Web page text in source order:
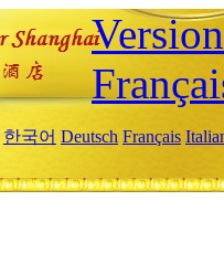
한국어 Deutsch Français